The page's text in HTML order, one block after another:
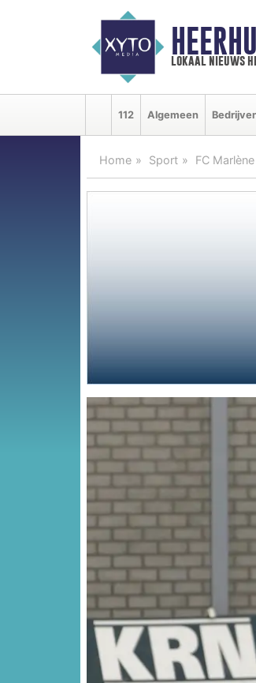
lokaal nieuws
112 Algemeen
Home Sport FC Marlène